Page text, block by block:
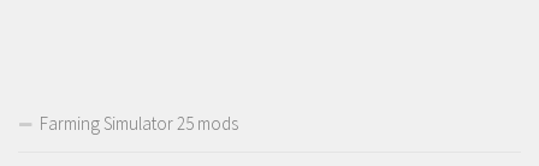
Farming Simulator 25 mods